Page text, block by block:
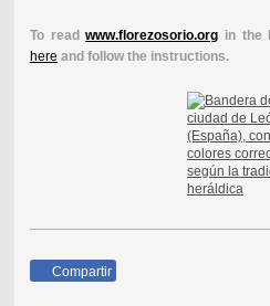
To readwww.florezosorio.org in the
here and follow the instructions.
Compartir